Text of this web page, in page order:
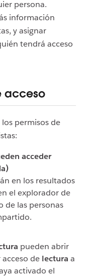
persona.
información
y asignar
tendrá acceso
acceso
permisos de
acceder
en los resultados
el explorador de
de las personas
pueden abrir
de lectura a
activado el